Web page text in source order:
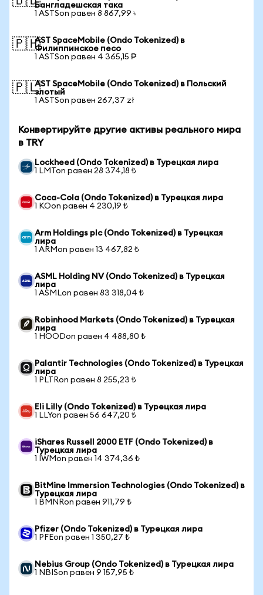
Бангладешская така
1 ASTSon равен 8 867,99 ৳
🇵🇭AST SpaceMobile (Ondo Tokenized) в
Филиппинское песо
1 ASTSon равен 4 365,15 ₱
🇵🇱AST SpaceMobile (Ondo Tokenized) в Польский
злотый
1 ASTSon равен 267,37 zł
Конвертируйте другие активы реального мира
в TRY
Lockheed (Ondo Tokenized) в Турецкая лира
1 LMTon равен 28 374,18 ₺
Coca-Cola (Ondo Tokenized) в Турецкая лира
1 KOon равен 4 230,19 ₺
Arm Holdings plc (Ondo Tokenized) в Турецкая
лира
1 ARMon равен 13 467,82 ₺
ASML Holding NV (Ondo Tokenized) в Турецкая
лира
1 ASMLon равен 83 318,04 ₺
Robinhood Markets (Ondo Tokenized) в Турецкая
лира
1 HOODon равен 4 488,80 ₺
Palantir Technologies (Ondo Tokenized) в Турецкая
лира
1 PLTRon равен 8 255,23 ₺
Eli Lilly (Ondo Tokenized) в Турецкая лира
1 LLYon равен 56 647,20 ₺
iShares Russell 2000 ETF (Ondo Tokenized) в
Турецкая лира
1 IWMon равен 14 374,36 ₺
BitMine Immersion Technologies (Ondo Tokenized) в
Турецкая лира
1 BMNRon равен 911,79 ₺
Pfizer (Ondo Tokenized) в Турецкая лира
1 PFEon равен 1 350,27 ₺
Nebius Group (Ondo Tokenized) в Турецкая лира
1 NBISon равен 9 157,95 ₺